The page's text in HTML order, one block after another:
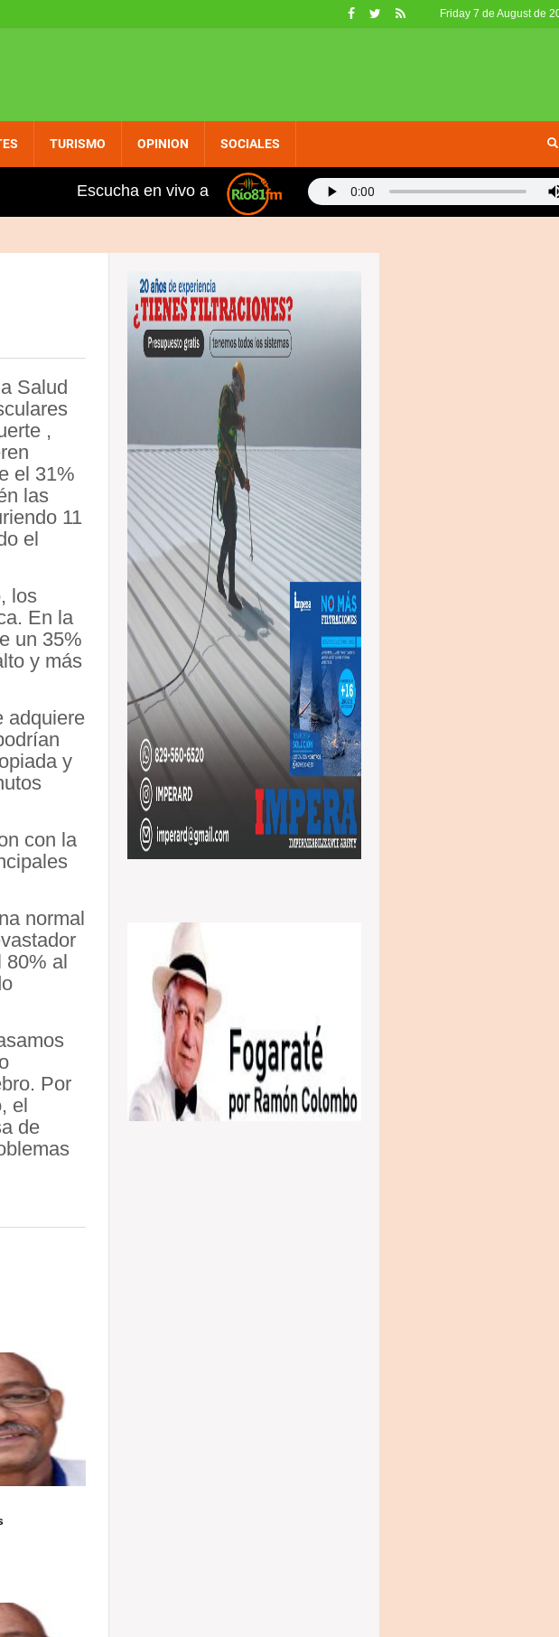
Friday 7 de August de
TURISMO OPINION SOCIALES
ellos varios dominicanos, fueron retirados de circulación en EE. UU. por
Escucha en vivo a
Salud
,
el 31%
las
11
el
los
En la
un 35%
y más
adquiere
y
con la
normal
80% al
Por
el
de